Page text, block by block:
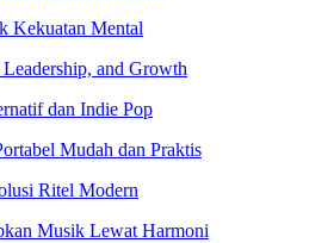
Kekuatan Mental
and Growth
dan Indie Pop
Mudah dan Praktis
Ritel Modern
Musik Lewat Harmoni